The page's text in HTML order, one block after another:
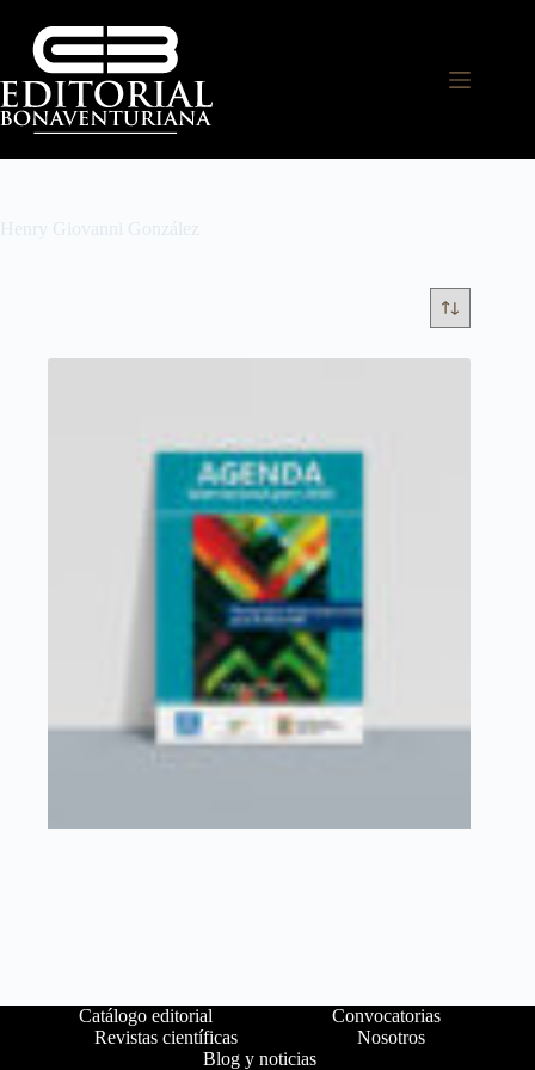
Henry Giovanni González
Catálogo editorial
Convocatorias
Revistas científicas
Nosotros
Blog y noticias